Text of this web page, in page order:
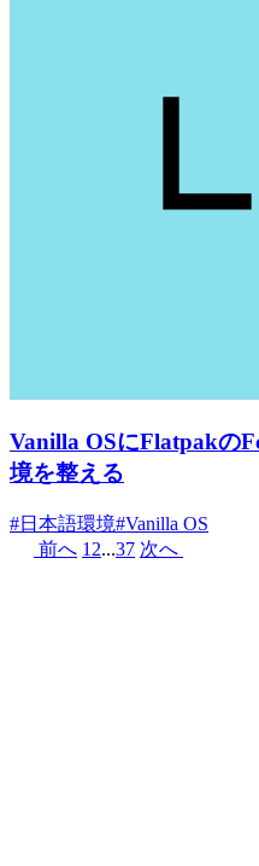
Vanilla OSにFlatpakの
境を整える
#日本語環境#Vanilla OS
前へ 1 2...37 次へ